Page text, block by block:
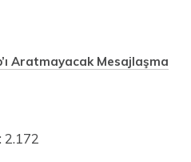
Aratmayacak Mesajlaşma
2.172